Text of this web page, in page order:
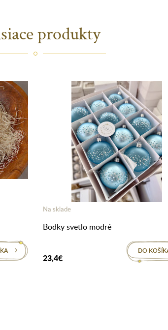
produkty
Na sklade
Bodky svetlo modré
23,4€
DO